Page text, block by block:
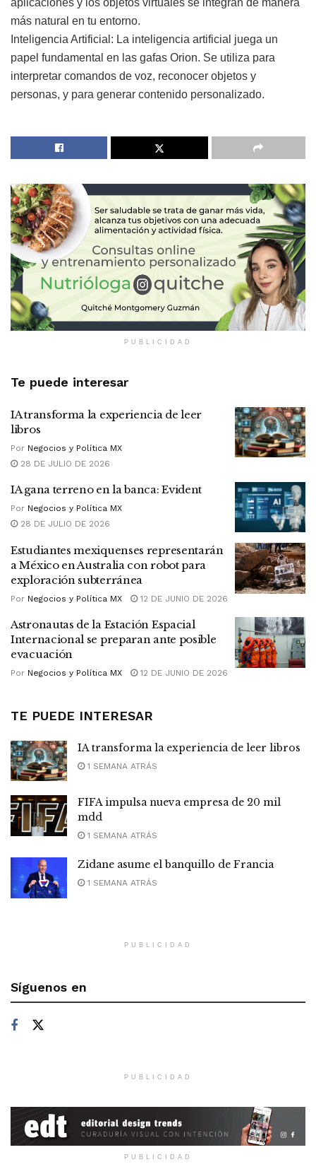
aplicaciones y los objetos virtuales se integran de manera
más natural en tu entorno.
Inteligencia Artificial: La inteligencia artificial juega un
papel fundamental en las gafas Orion. Se utiliza para
interpretar comandos de voz, reconocer objetos y
personas, y para generar contenido personalizado.
PUBLICIDAD
Te puede interesar
IA transforma la experiencia de leer
libros
Por Negocios y Política MX
28 DE JULIO DE 2026
IA gana terreno en la banca: Evident
Por Negocios y Política MX
28 DE JULIO DE 2026
Estudiantes mexiquenses representarán
a México en Australia con robot para
exploración subterránea
Por Negocios y Política MX 12 DE JUNIO DE 2026
Astronautas de la Estación Espacial
Internacional se preparan ante posible
evacuación
Por Negocios y Política MX 12 DE JUNIO DE 2026
TE PUEDE INTERESAR
IA transforma la experiencia de leer libros
1 SEMANA ATRÁS
FIFA impulsa nueva empresa de 20 mil
mdd
1 SEMANA ATRÁS
Zidane asume el banquillo de Francia
1 SEMANA ATRÁS
PUBLICIDAD
Síguenos en
PUBLICIDAD
PUBLICIDAD